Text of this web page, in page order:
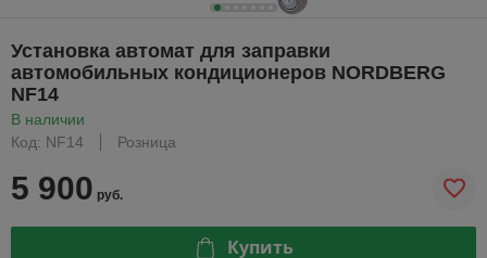
Установка автомат для заправки
автомобильных кондиционеров NORDBERG
NF14
В наличии
Код: NF14
Розница
5 900 руб.
Купить